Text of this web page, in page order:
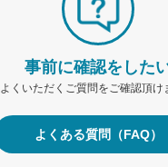
事前に確認をした
よくいただくご質問をご確認頂け
よくある質問（FAQ）